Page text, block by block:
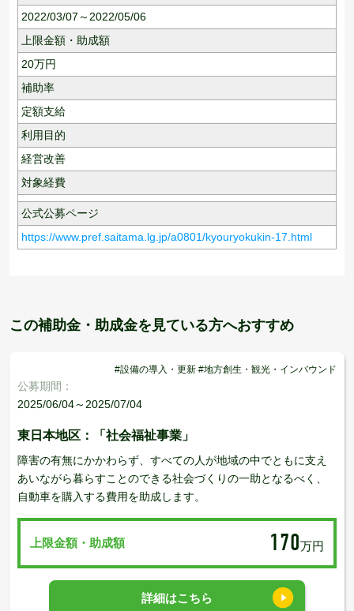
2022/03/07～2022/05/06
上限金額・助成額
20万円
補助率
定額支給
利用目的
経営改善
対象経費
公式公募ページ
https://www.pref.saitama.lg.jp/a0801/kyouryokukin-17.html
この補助金・助成金を見ている方へおすすめ
#設備の導入・更新 #地方創生・観光・インバウンド
公募期間：
2025/06/04～2025/07/04
東日本地区：「社会福祉事業」
障害の有無にかかわらず、すべての人が地域の中でともに支え
あいながら暮らすことのできる社会づくりの一助となるべく、
自動車を購入する費用を助成します。
上限金額・助成額 170万円
詳細はこちら